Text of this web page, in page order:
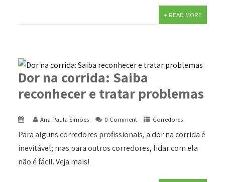
+ READ MORE
Dor na corrida: Saiba
reconhecer e tratar problemas
Ana Paula Simões 0 Comment Corredores
Para alguns corredores profissionais, a dor na corrida é
inevitável; mas para outros corredores, lidar com ela
não é fácil. Veja mais!